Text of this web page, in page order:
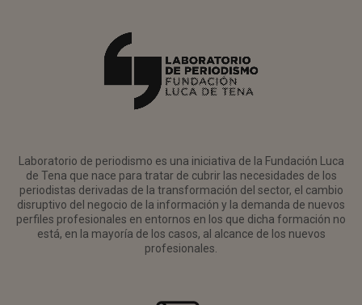
Laboratorio de periodismo es una iniciativa de la Fundación Luca
de Tena que nace para tratar de cubrir las necesidades de los
periodistas derivadas de la transformación del sector, el cambio
disruptivo del negocio de la información y la demanda de nuevos
perfiles profesionales en entornos en los que dicha formación no
está, en la mayoría de los casos, al alcance de los nuevos
profesionales.